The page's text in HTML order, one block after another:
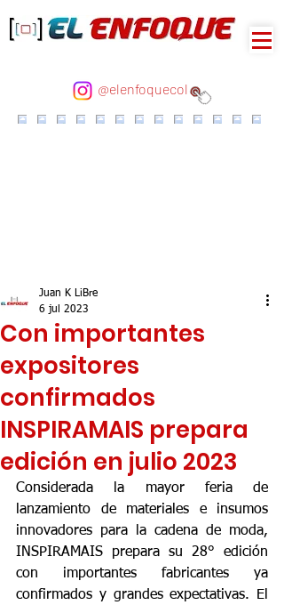
@elenfoquecol
Con importantes
expositores
confirmados
INSPIRAMAIS prepara
edición en julio 2023
Juan K LiBre
6 jul 2023
Considerada la mayor feria de
lanzamiento de materiales e insumos
innovadores para la cadena de moda,
INSPIRAMAIS prepara su 28° edición
con importantes fabricantes ya
confirmados y grandes expectativas. El